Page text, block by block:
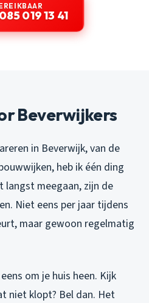
019 13 41
Beverwijkers
in Beverwijk, van de
heb ik één ding
langst meegaan, zijn de
Niet eens per jaar tijdens
maar gewoon regelmatig
om je huis heen. Kijk
niet klopt? Bel dan. Het